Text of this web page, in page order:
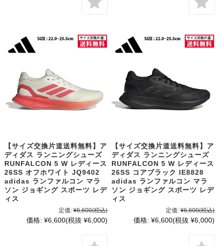
【サイズ交換片道送料無料】ア
ディダス ランニングシューズ
RUNFALCON 5 W レディース
26SS オフホワイト JQ9402
adidas ランファルコン マラ
ソン ジョギング スポーツ レデ
ィス
定価: ¥6,600(税込)
価格: ¥6,600(税抜 ¥6,000)
【サイズ交換片道送料無料】ア
ディダス ランニングシューズ
RUNFALCON 5 W レディース
26SS コアブラック IE8828
adidas ランファルコン マラ
ソン ジョギング スポーツ レデ
ィス
定価: ¥6,600(税込)
価格: ¥6,600(税抜 ¥6,000)